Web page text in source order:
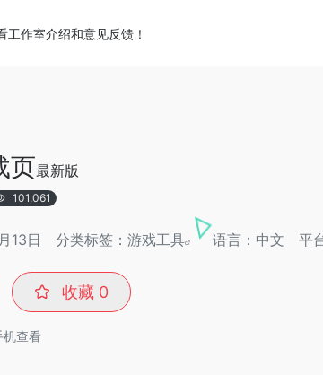
作室介绍和意见反馈！
页最新版
101,061
13日 分类标签： 游戏工具 语言：中文 平
收藏 0
机查看